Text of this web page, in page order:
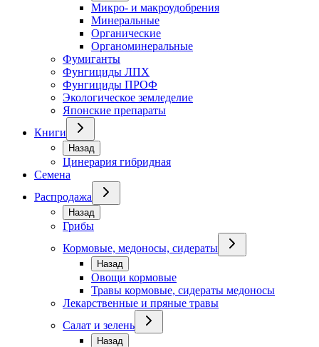
Микро- и макроудобрения
Минеральные
Органические
Органоминеральные
Фумиганты
Фунгициды ЛПХ
Фунгициды ПРОФ
Экологическое земледелие
Японские препараты
Книги
Назад
Цинерария гибридная
Семена
Распродажа
Назад
Грибы
Кормовые, медоносы, сидераты
Назад
Овощи кормовые
Травы кормовые, сидераты медоносы
Лекарственные и пряные травы
Салат и зелень
Назад